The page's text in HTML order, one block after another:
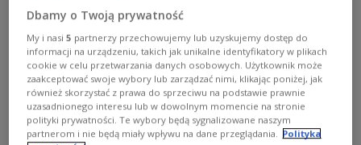
zdjęcie ilustracyjne Foto: Shutterstock/Ezume Images
O AUDYCJI
00:00 00:00
Dbamy o Twoją prywatność
My i nasi5 partnerzy przechowujemy lub uzyskujemy dostęp do
informacji na urządzeniu, takich jak unikalne identyfikatory w plikach
cookie w celu przetwarzania danych osobowych. Użytkownik może
zaakceptować swoje wybory lub zarządzać nimi, klikając poniżej, jak
również skorzystać z prawa do sprzeciwu na podstawie prawnie
uzasadnionego interesu lub w dowolnym momencie na stronie
polityki prywatności. Te wybory będą sygnalizowane naszym
partnerom i nie będą miały wpływu na dane przeglądania. Polityka